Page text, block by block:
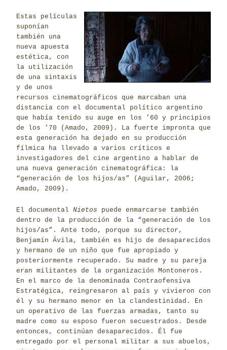
Estas películas
suponían
también una
nueva apuesta
estética, con
la utilización
de una sintaxis
y de unos
recursos cinematográficos que marcaban una
distancia con el documental político argentino
que había tenido su auge en los ’60 y principios
de los ’70 (Amado, 2009). La fuerte impronta que
esta generación ha dejado en su producción
fílmica ha llevado a varios críticos e
investigadores del cine argentino a hablar de
una nueva generación cinematográfica: la
“generación de los hijos/as” (Aguilar, 2006;
Amado, 2009).
El documental Nietos puede enmarcarse también
dentro de la producción de la “generación de los
hijos/as”. Ante todo, porque su director,
Benjamín Ávila, también es hijo de desaparecidos
y hermano de un niño que fue apropiado y
posteriormente recuperado. Su madre y su pareja
eran militantes de la organización Montoneros.
En el marco de la denominada Contraofensiva
Estratégica, reingresaron al país y vivieron con
él y su hermano menor en la clandestinidad. En
un operativo de las fuerzas armadas, tanto su
madre como su esposo fueron secuestrados. Desde
entonces, continúan desaparecidos. Él fue
entregado por el personal militar a sus abuelos,